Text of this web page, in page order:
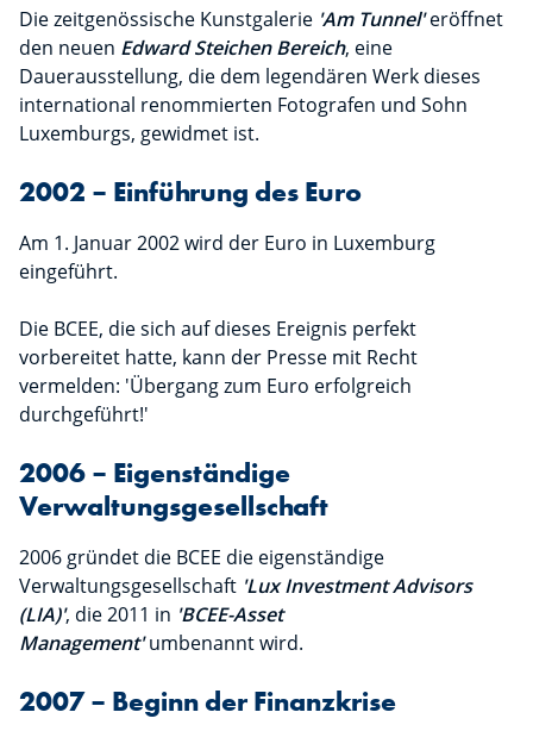
Die zeitgenössische Kunstgalerie 'Am Tunnel'eröffnet
den neuen Edward Steichen Bereich, eine
Dauerausstellung, die dem legendären Werk dieses
international renommierten Fotografen und Sohn
Luxemburgs, gewidmet ist.
2002 – Einführung des Euro
Am 1. Januar 2002 wird der Euro in Luxemburg
eingeführt.
Die BCEE, die sich auf dieses Ereignis perfekt
vorbereitet hatte, kann der Presse mit Recht
vermelden: 'Übergang zum Euro erfolgreich
durchgeführt!'
2006 – Eigenständige
Verwaltungsgesellschaft
2006 gründet die BCEE die eigenständige
Verwaltungsgesellschaft 'Lux Investment Advisors
(LIA)', die 2011 in 'BCEE-Asset
Management'umbenannt wird.
2007 – Beginn der Finanzkrise